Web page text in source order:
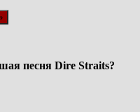
песня Dire Straits?